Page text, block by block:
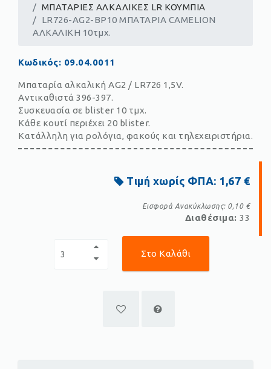
ΜΠΑΤΑΡΙΕΣ ΑΛΚΑΛΙΚΕΣ LR ΚΟΥΜΠΙΑ
LR726-AG2-BP10 ΜΠΑΤΑΡΙΑ CAMELION
ΑΛKΑΛΙΚΗ 10τμχ.
Κωδικός: 09.04.0011
Μπαταρία αλκαλική AG2 / LR726 1,5V.
Αντικαθιστά 396-397.
Συσκευασία σε blister 10 τμχ.
Κάθε κουτί περιέχει 20 blister.
Κατάλληλη για ρολόγια, φακούς και τηλεχειριστήρια.
Τιμή χωρίς ΦΠΑ: 1,67 €
Εισφορά Ανακύκλωσης: 0,10 €
Διαθέσιμα: 33
Στο Καλάθι